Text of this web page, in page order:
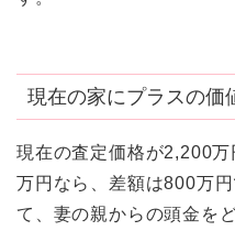
現在の家にプラスの価
現在の査定価格が2,200
万円なら、差額は800万
て、妻の親からの頭金を